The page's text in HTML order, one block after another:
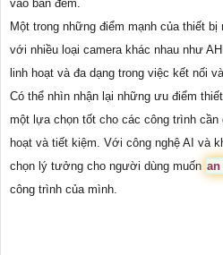
vào ban đêm.
Một trong những điểm mạnh của thiết
với nhiều loại camera khác nhau như
linh hoạt và đa dạng trong việc kết nối
Có thể nhìn nhận lại những ưu điểm
một lựa chọn tốt cho các công trình
hoạt và tiết kiệm. Với công nghệ AI và
chọn lý tưởng cho người dùng muốn an
công trình của mình.